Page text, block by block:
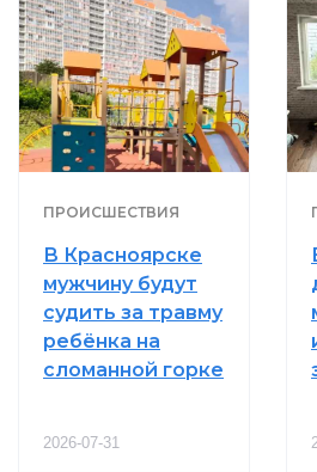
ПРОИСШЕСТВИЯ
В Красноярске
мужчину будут
судить за травму
ребёнка на
сломанной горке
2026-07-31